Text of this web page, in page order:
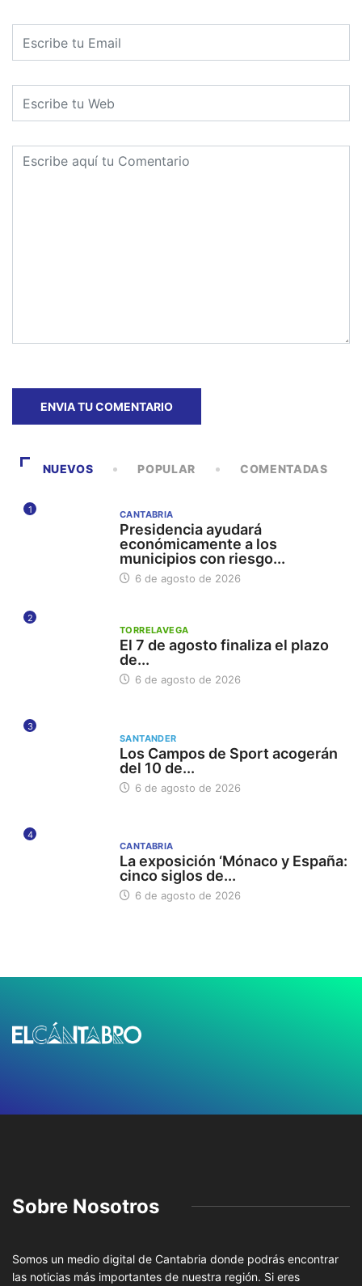
NUEVOS POPULAR COMENTADAS
1 CANTABRIA
Presidencia ayudará
económicamente a los
municipios con riesgo...
6 de agosto de 2026
2
TORRELAVEGA
El 7 de agosto finaliza el plazo
de...
6 de agosto de 2026
3
SANTANDER
Los Campos de Sport acogerán
del 10 de...
6 de agosto de 2026
4
CANTABRIA
La exposición ‘Mónaco y España:
cinco siglos de...
6 de agosto de 2026
Sobre Nosotros
Somos un medio digital de Cantabria donde podrás encontrar
las noticias más importantes de nuestra región. Si eres